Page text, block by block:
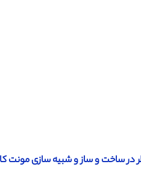
ساخت و ساز و شبیه سازی مونت